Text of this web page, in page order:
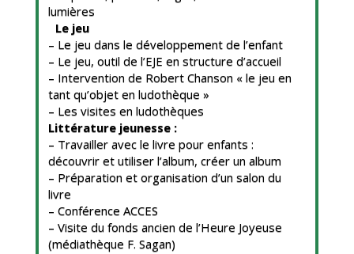
lumières
Le jeu
– Le jeu dans le développement de l’enfant
– Le jeu, outil de l’EJE en structure d’accueil
– Intervention de Robert Chanson « le jeu en
tant qu’objet en ludothèque »
– Les visites en ludothèques
Littérature jeunesse :
– Travailler avec le livre pour enfants :
découvrir et utiliser l’album, créer un album
– Préparation et organisation d’un salon du
livre
– Conférence ACCES
– Visite du fonds ancien de l’Heure Joyeuse
(médiathèque F. Sagan)